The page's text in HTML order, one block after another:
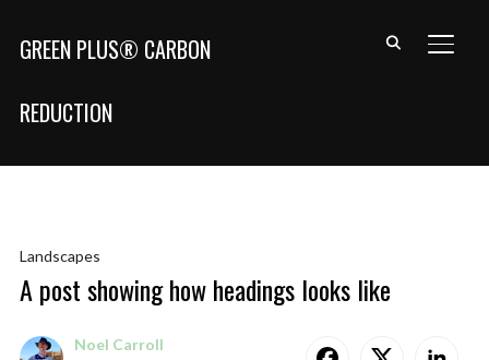
GREEN PLUS® CARBON
REDUCTION
Landscapes
A post showing how headings looks like
Noel Carroll